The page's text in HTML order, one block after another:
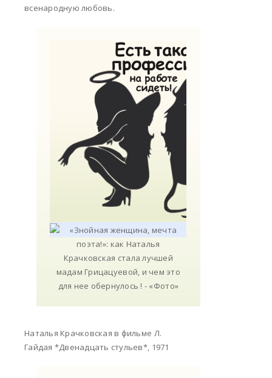
всенародную любовь.
Наталья Крачковская в фильме Л.
Гайдая *Двенадцать стульев*, 1971